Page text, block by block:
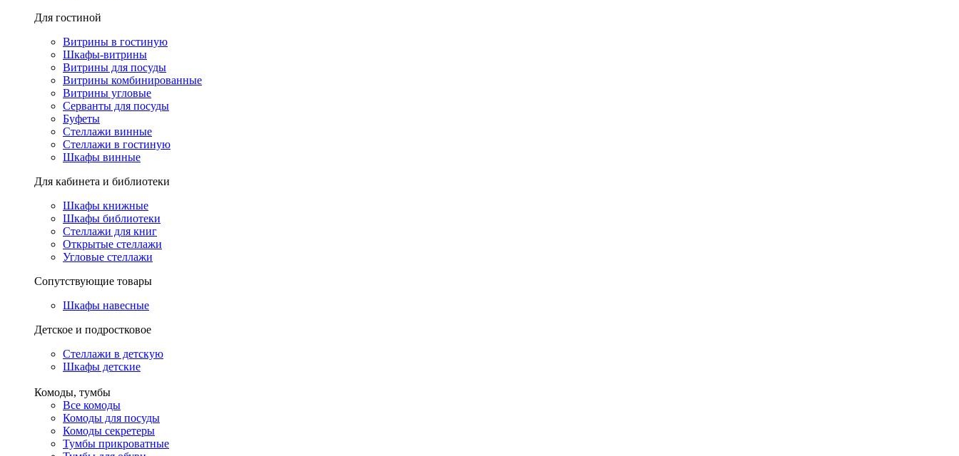
Для гостиной
Витрины в гостиную
Шкафы-витрины
Витрины для посуды
Витрины комбинированные
Витрины угловые
Серванты для посуды
Буфеты
Стеллажи винные
Стеллажи в гостиную
Шкафы винные
Для кабинета и библиотеки
Шкафы книжные
Шкафы библиотеки
Стеллажи для книг
Открытые стеллажи
Угловые стеллажи
Сопутствующие товары
Шкафы навесные
Детское и подростковое
Стеллажи в детскую
Шкафы детские
Комоды, тумбы
Все комоды
Комоды для посуды
Комоды секретеры
Тумбы прикроватные